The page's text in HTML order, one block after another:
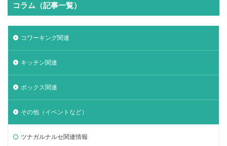
コラム（記事一覧）
コワーキング関連
キッチン関連
ボックス関連
その他（イベントなど）
ツナガルナルセ関連情報